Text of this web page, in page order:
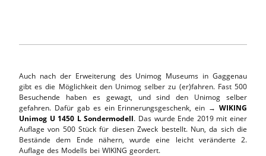
Auch nach der Erweiterung des Unimog Museums in Gaggenau
gibt es die Möglichkeit den Unimog selber zu (er)fahren. Fast 500
Besuchende haben es gewagt, und sind den Unimog selber
gefahren. Dafür gab es ein Erinnerungsgeschenk, ein → WIKING
Unimog U 1450 L Sondermodell. Das wurde Ende 2019 mit einer
Auflage von 500 Stück für diesen Zweck bestellt. Nun, da sich die
Bestände dem Ende nähern, wurde eine leicht veränderte 2.
Auflage des Modells bei WIKING geordert.